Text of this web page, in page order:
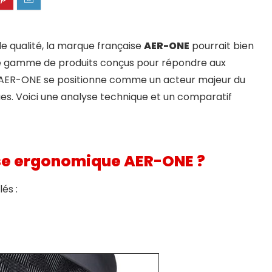
qualité, la marque françaiseAER-ONE pourrait bien
de produits conçus pour répondre aux
ONE se positionne comme un acteur majeur du
Voici une analyse technique et un comparatif
AER-ONE ?
: